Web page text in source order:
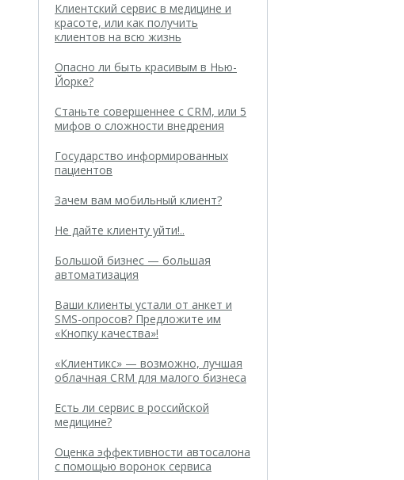
Клиентский сервис в медицине и
красоте, или как получить
клиентов на всю жизнь
Опасно ли быть красивым в Нью-
Йорке?
Станьте совершеннее с CRM, или 5
мифов о сложности внедрения
Государство информированных
пациентов
Зачем вам мобильный клиент?
Не дайте клиенту уйти!..
Большой бизнес — большая
автоматизация
Ваши клиенты устали от анкет и
SMS-опросов? Предложите им
«Кнопку качества»!
«Клиентикс» — возможно, лучшая
облачная CRM для малого бизнеса
Есть ли сервис в российской
медицине?
Оценка эффективности автосалона
с помощью воронок сервиса